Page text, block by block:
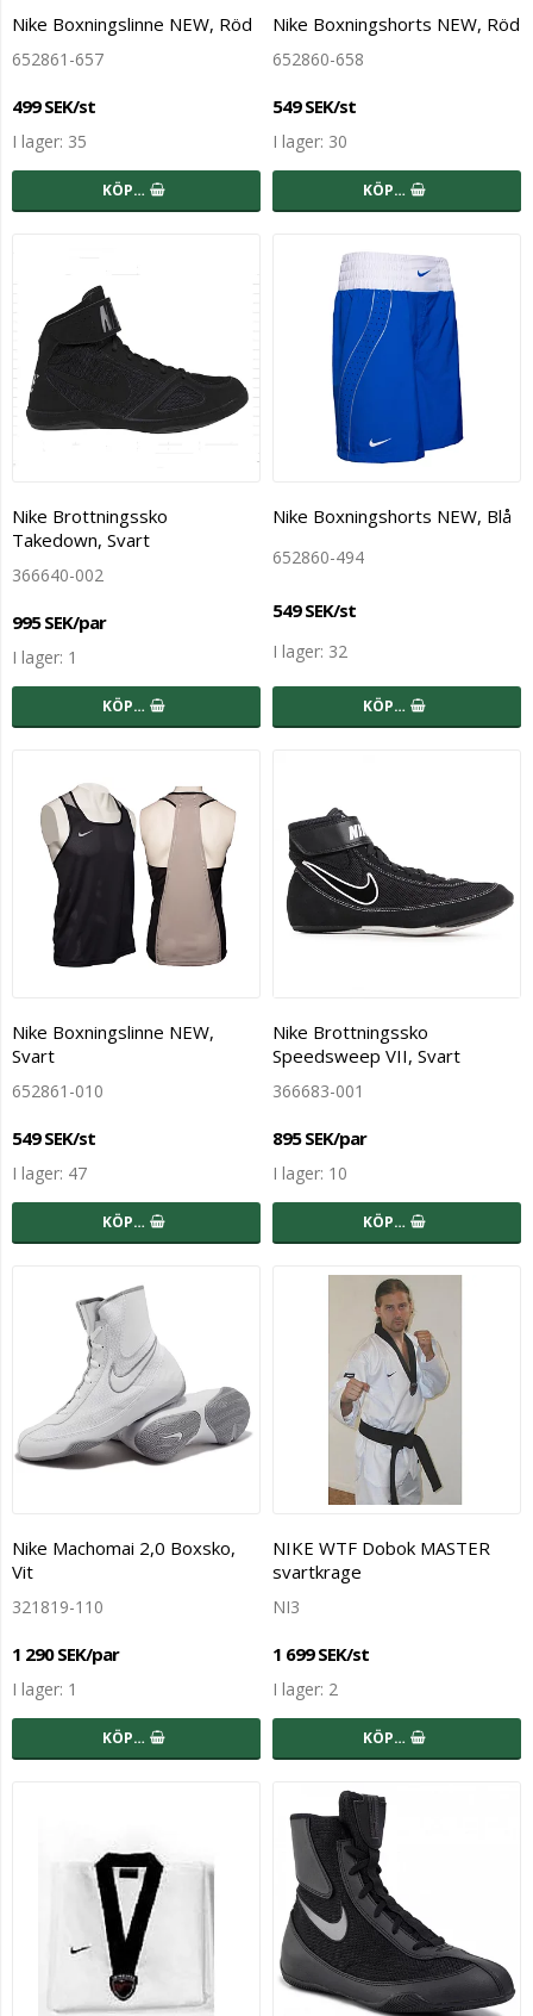
Nike Boxningslinne NEW, Röd
652861-657
499 SEK/st
I lager: 35
KÖP…
Nike Boxningshorts NEW, Röd
652860-658
549 SEK/st
I lager: 30
KÖP…
Nike Brottningssko
Takedown, Svart
366640-002
995 SEK/par
I lager: 1
KÖP…
Nike Boxningshorts NEW, Blå
652860-494
549 SEK/st
I lager: 32
KÖP…
Nike Boxningslinne NEW,
Svart
652861-010
549 SEK/st
I lager: 47
KÖP…
Nike Brottningssko
Speedsweep VII, Svart
366683-001
895 SEK/par
I lager: 10
KÖP…
Nike Machomai 2,0 Boxsko,
Vit
321819-110
1 290 SEK/par
I lager: 1
KÖP…
NIKE WTF Dobok MASTER
svartkrage
NI3
1 699 SEK/st
I lager: 2
KÖP…